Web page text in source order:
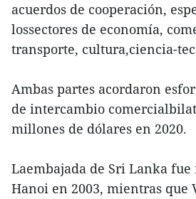
acuerdos de cooperación,
lossectores de economía,
transporte, cultura,ciencia-
Ambas partes acordaron
de intercambio
millones de dólares en 2020.
Laembajada de Sri Lanka
Hanoi en 2003, mientras que